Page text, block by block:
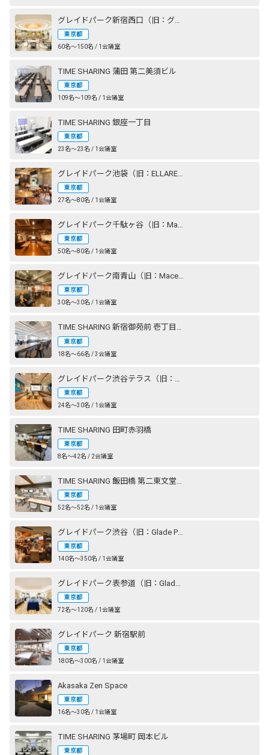
東京都
60名〜150名 / 1会議室
TIME SHARING 蒲田 第二美須ビル
東京都
109名〜109名 / 1会議室
TIME SHARING 銀座一丁目
東京都
23名〜23名 / 1会議室
グレイドパーク池袋（旧：ELLARE）
東京都
27名〜80名 / 1会議室
グレイドパーク千駄ヶ谷（旧：Mace千駄ヶ谷）
東京都
50名〜80名 / 1会議室
グレイドパーク南青山（旧：Mace南青山）
東京都
30名〜30名 / 1会議室
TIME SHARING 新宿御苑前 壱丁目参番館
東京都
18名〜66名 / 3会議室
東京都
24名〜30名 / 1会議室
TIME SHARING 田町赤羽橋
東京都
8名〜42名 / 2会議室
東京都
52名〜52名 / 1会議室
東京都
140名〜350名 / 1会議室
東京都
72名〜120名 / 1会議室
グレイドパーク 新宿駅前
東京都
180名〜300名 / 1会議室
Akasaka Zen Space
東京都
16名〜30名 / 1会議室
TIME SHARING 茅場町 岡本ビル
東京都